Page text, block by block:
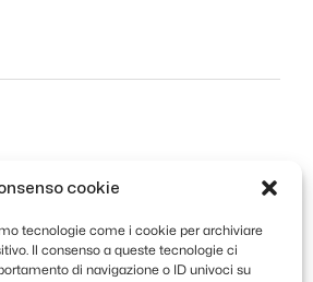
cookie
tecnologie come i cookie per archiviare
Il consenso a queste tecnologie ci
di navigazione o ID univoci su